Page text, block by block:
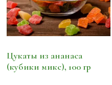
Цукаты из ананаса
(кубики микс), 100 гр